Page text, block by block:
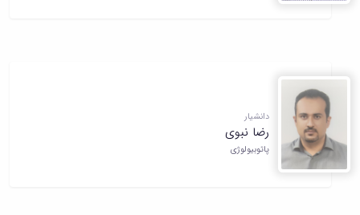
دانشیار
رضا نبوی
پاتوبیولوژی